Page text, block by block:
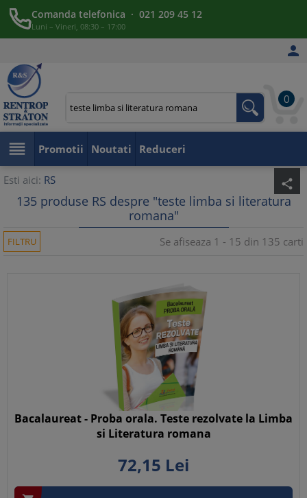
Comanda telefonica · 021 209 45 12
Luni – Vineri, 08:30 – 17:00

0
 Promotii Noutati Reduceri
Esti aici: RS share
135 produse RS despre "teste limba si literatura
romana"
FILTRU Se afiseaza 1 - 15 din 135 carti
Bacalaureat - Proba orala. Teste rezolvate la Limba
si Literatura romana
72,15 Lei